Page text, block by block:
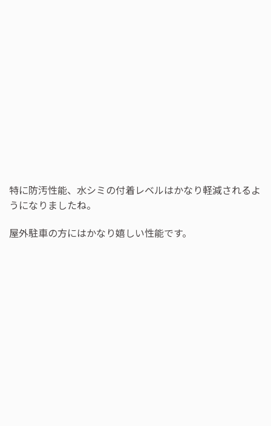
特に防汚性能、水シミの付着レベルはかなり軽減されるよ
うになりましたね。
屋外駐車の方にはかなり嬉しい性能です。